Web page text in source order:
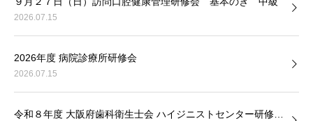
2026.07.15
2026年度 病院診療所研修会
2026.07.15
令和８年度 大阪府歯科衛生士会 ハイジニストセンター研修…